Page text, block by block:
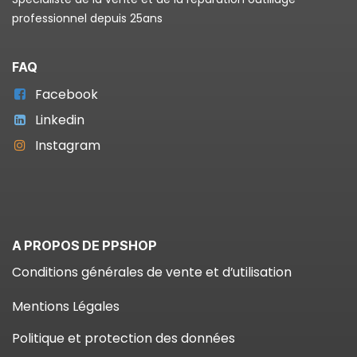
professionnel depuis 25ans
FAQ
Facebook
Linkedin
Instagram
A PROPOS DE PPSHOP
Conditions générales de vente et d’utilisation
Mentions Légales
Politique et protection des données